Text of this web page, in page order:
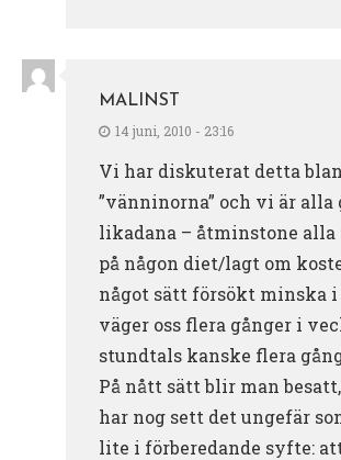
MALINST
14 juni, 2010 - 23:16
Vi har diskuterat detta
”vänninorna” och vi är alla
likadana – åtminstone alla
på någon diet/lagt om
något sätt försökt minska
väger oss flera gånger i
stundtals kanske flera
På nått sätt blir man
har nog sett det ungefär
lite i förberedande syfte: